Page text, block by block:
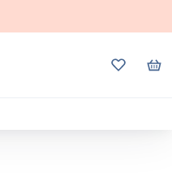
Meine